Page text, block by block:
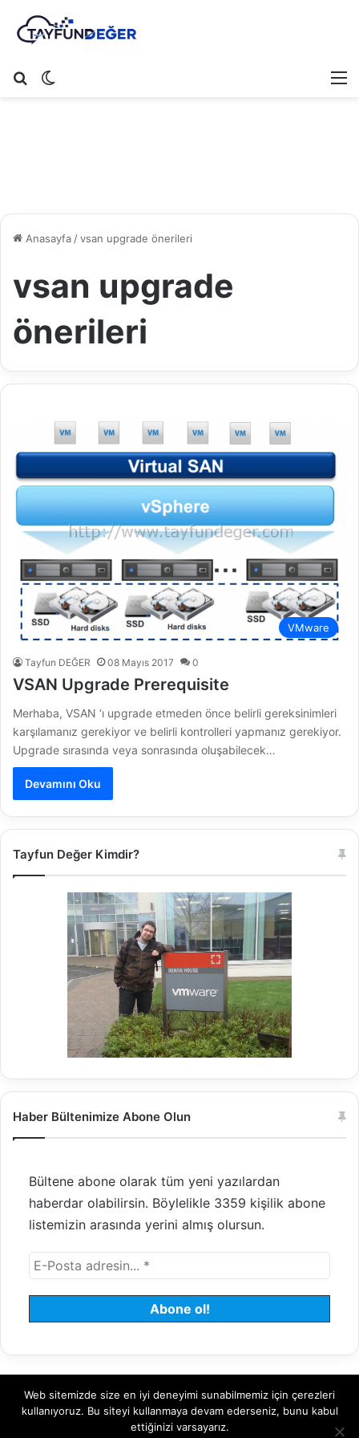
Arama yap ...
Anasayfa/vsan upgrade önerileri
vsan upgrade
önerileri
VMware
Tayfun DEĞER 08 Mayıs 2017 0
VSAN Upgrade Prerequisite
Merhaba, VSAN ‘ı upgrade etmeden önce belirli gereksinimleri
karşılamanız gerekiyor ve belirli kontrolleri yapmanız gerekiyor.
Upgrade sırasında veya sonrasında oluşabilecek…
Devamını Oku
Tayfun Değer Kimdir?
Haber Bültenimize Abone Olun
Bültene abone olarak tüm yeni yazılardan
haberdar olabilirsin. Böylelikle 3359 kişilik abone
listemizin arasında yerini almış olursun.
© 2008 - 2026 Tayfundeğer.com - Tüm hakları saklıdır.
Bulut Sunucu Sanal (VDS) Sunucu Yönetilen Sunucu
Web sitemizde size en iyi deneyimi sunabilmemiz için çerezleri
kullanıyoruz. Bu siteyi kullanmaya devam ederseniz, bunu kabul
ettiğinizi varsayarız.